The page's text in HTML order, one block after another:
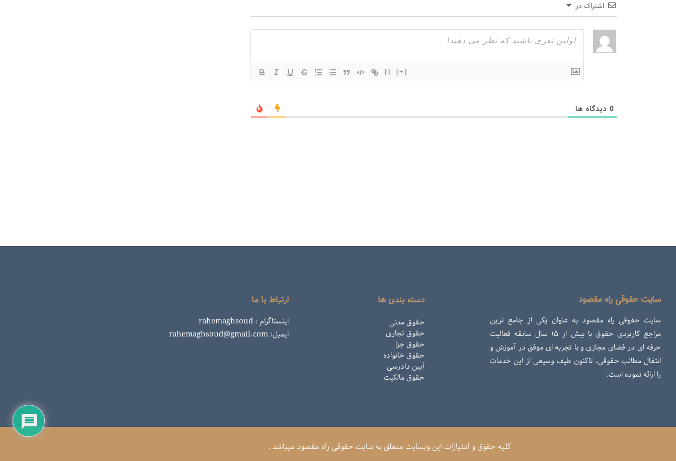
اشتراک در
{} [+]
0 دیدگاه ها
سایت حقوقی راه مقصود
سایت حقوقی راه مقصود به عنوان یکی از جامع ترین
مراجع کاربردی حقوق با بیش از ۱۵ سال سابقه فعالیت
حرفه ای در فضای مجازی و با تجربه ای موفق در آموزش و
انتقال مطالب حقوقی، تاکنون طیف وسیعی از این خدمات
را ارائه نموده است.
دسته بندی ها
حقوق مدنی
حقوق تجاری
حقوق جزا
حقوق خانواده
آیین دادرسی
حقوق مالکیت
ارتباط با ما
اینستاگرام : rahemaghsoud
ایمیل: rahemaghsoud@gmail.com
کلیه حقوق و امتیازات این وبسایت متعلق به سایت حقوقی راه مقصود میباشد .